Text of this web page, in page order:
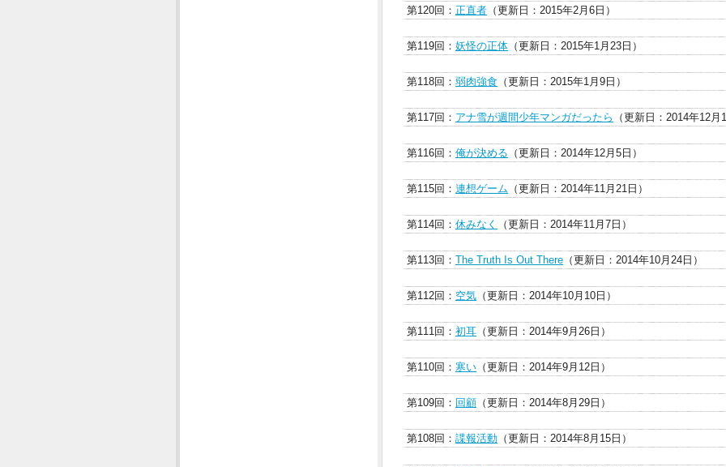
第120回： 正直者 （更新日：2015年2月6日）
第119回： 妖怪の正体 （更新日：2015年1月23日）
第118回： 弱肉強食 （更新日：2015年1月9日）
第117回： アナ雪が週間少年マンガだったら （更新日：2014年12月
第116回： 俺が決める （更新日：2014年12月5日）
第115回： 連想ゲーム （更新日：2014年11月21日）
第114回： 休みなく （更新日：2014年11月7日）
第113回： The Truth Is Out There （更新日：2014年10月24日）
第112回： 空気 （更新日：2014年10月10日）
第111回： 初耳 （更新日：2014年9月26日）
第110回： 寒い （更新日：2014年9月12日）
第109回： 回顧 （更新日：2014年8月29日）
第108回： 諜報活動 （更新日：2014年8月15日）